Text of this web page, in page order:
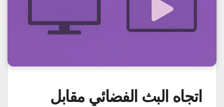
اتجاه البث الفضائي مقابل